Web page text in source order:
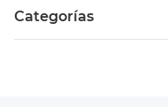
Categorías